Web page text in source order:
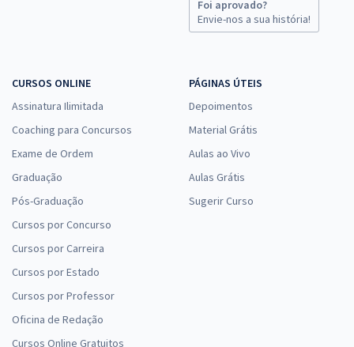
Foi aprovado?
Envie-nos a sua história!
CURSOS ONLINE
Assinatura Ilimitada
Coaching para Concursos
Exame de Ordem
Graduação
Pós-Graduação
Cursos por Concurso
Cursos por Carreira
Cursos por Estado
Cursos por Professor
Oficina de Redação
Cursos Online Gratuitos
PÁGINAS ÚTEIS
Depoimentos
Material Grátis
Aulas ao Vivo
Aulas Grátis
Sugerir Curso